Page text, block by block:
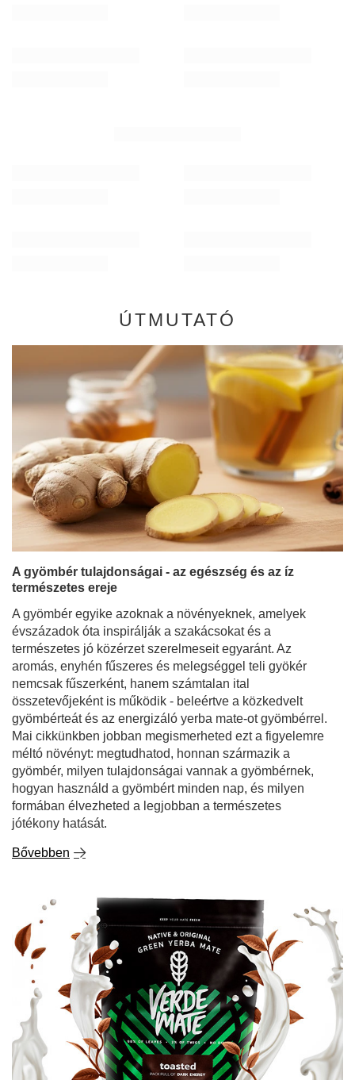
ÚTMUTATÓ
A gyömbér tulajdonságai - az egészség és az íz
természetes ereje
A gyömbér egyike azoknak a növényeknek, amelyek
évszázadok óta inspirálják a szakácsokat és a
természetes jó közérzet szerelmeseit egyaránt. Az
aromás, enyhén fűszeres és melegséggel teli gyökér
nemcsak fűszerként, hanem számtalan ital
összetevőjeként is működik - beleértve a közkedvelt
gyömbérteát és az energizáló yerba mate-ot gyömbérrel.
Mai cikkünkben jobban megismerheted ezt a figyelemre
méltó növényt: megtudhatod, honnan származik a
gyömbér, milyen tulajdonságai vannak a gyömbérnek,
hogyan használd a gyömbért minden nap, és milyen
formában élvezheted a legjobban a természetes
jótékony hatását.
Bővebben